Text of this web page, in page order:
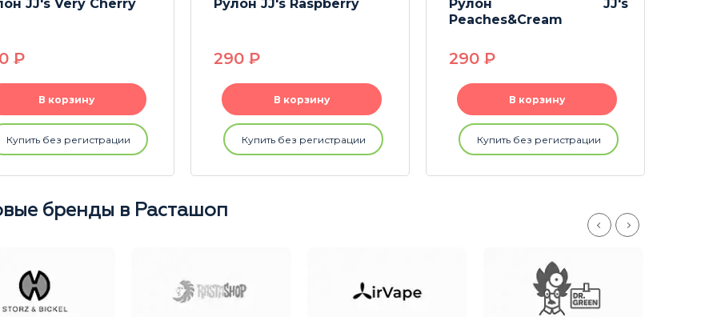
JJ's Very Cherry
P
В корзину
Купить без регистрации
Рулон JJ's Raspberry
290 P
В корзину
Купить без регистрации
Рулон JJ's
Peaches&Cream
290 P
В корзину
Купить без регистрации
бренды в Расташоп